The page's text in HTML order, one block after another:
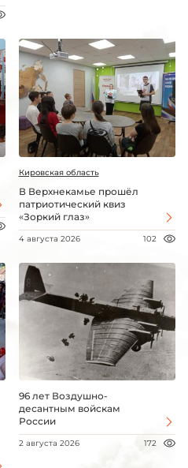
Кировская область
В Верхнекамье прошёл
патриотический квиз
«Зоркий глаз»
4 августа 2026 102
96 лет Воздушно-
десантным войскам
России
2 августа 2026 172